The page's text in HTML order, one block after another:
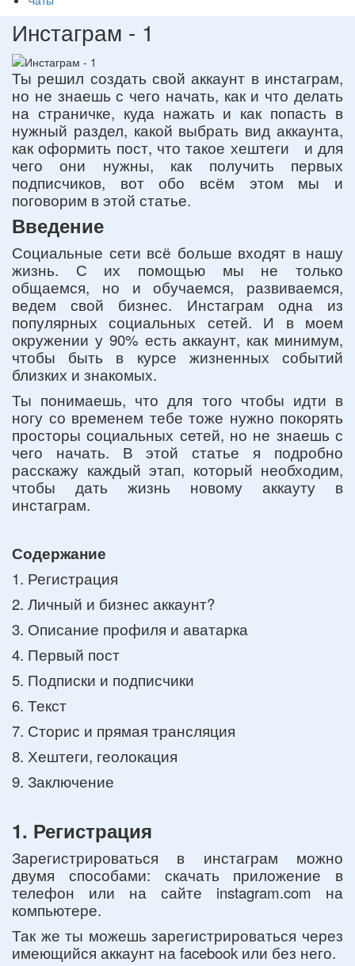
Инстаграм - 1
Ты решил создать свой аккаунт в инстаграм,
но не знаешь с чего начать, как и что делать
на страничке, куда нажать и как попасть в
нужный раздел, какой выбрать вид аккаунта,
как оформить пост, что такое хештеги и для
чего они нужны, как получить первых
подписчиков, вот обо всём этом мы и
поговорим в этой статье.
Введение
Социальные сети всё больше входят в нашу
жизнь. С их помощью мы не только
общаемся, но и обучаемся, развиваемся,
ведем свой бизнес. Инстаграм одна из
популярных социальных сетей. И в моем
окружении у 90% есть аккаунт, как минимум,
чтобы быть в курсе жизненных событий
близких и знакомых.
Ты понимаешь, что для того чтобы идти в
ногу со временем тебе тоже нужно покорять
просторы социальных сетей, но не знаешь с
чего начать. В этой статье я подробно
расскажу каждый этап, который необходим,
чтобы дать жизнь новому аккауту в
инстаграм.
Содержание
1. Регистрация
2. Личный и бизнес аккаунт?
3. Описание профиля и аватарка
4. Первый пост
5. Подписки и подписчики
6. Текст
7. Сторис и прямая трансляция
8. Хештеги, геолокация
9. Заключение
1. Регистрация
Зарегистрироваться в инстаграм можно
двумя способами: скачать приложение в
телефон или на сайте instagram.com на
компьютере.
Так же ты можешь зарегистрироваться через
имеющийся аккаунт на facebook или без него.